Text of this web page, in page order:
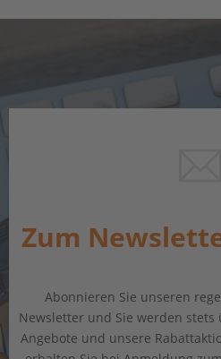
Zum
Abonnieren Sie unseren
Newsletter und Sie werden
Angebote und unsere